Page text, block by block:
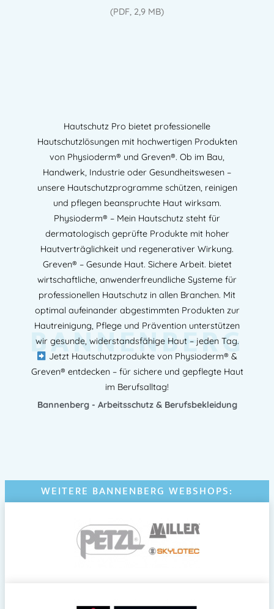
(PDF, 2,9 MB)
Hautschutz Pro bietet professionelle
Hautschutzlösungen mit hochwertigen Produkten
von Physioderm® und Greven®. Ob im Bau,
Handwerk, Industrie oder Gesundheitswesen –
unsere Hautschutzprogramme schützen, reinigen
und pflegen beanspruchte Haut wirksam.
Physioderm® – Mein Hautschutz steht für
dermatologisch geprüfte Produkte mit hoher
Hautverträglichkeit und regenerativer Wirkung.
Greven® – Gesunde Haut. Sichere Arbeit. bietet
wirtschaftliche, anwenderfreundliche Systeme für
professionellen Hautschutz in allen Branchen. Mit
optimal aufeinander abgestimmten Produkten zur
Hautreinigung, Pflege und Prävention unterstützen
wir gesunde, widerstandsfähige Haut – jeden Tag.
Jetzt Hautschutzprodukte von Physioderm® &
Greven® entdecken – für sichere und gepflegte Haut
im Berufsalltag!
Bannenberg - Arbeitsschutz & Berufsbekleidung
BANNENBERG
WEITERE BANNENBERG WEBSHOPS: